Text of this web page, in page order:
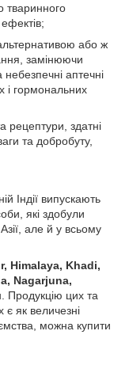
тваринного
або ж
замінюючи
аптечні
і гормональних
рецептури, здатні
та добробуту,
Індії випускають
які здобули
але й у всьому
Himalaya, Khadi,
Nagarjuna,
Продукцію цих та
як величезні
можна купити